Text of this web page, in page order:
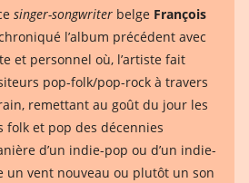
singer-songwriter belge François
l’album précédent avec
et personnel où, l’artiste fait
pop-folk/pop-rock à travers
remettant au goût du jour les
folk et pop des décennies
d’un indie-pop ou d’un indie-
un vent nouveau ou plutôt un son